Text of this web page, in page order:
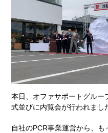
本日、オファサポートグルー
式並びに内覧会が行われまし
自社のPCR事業運営から、